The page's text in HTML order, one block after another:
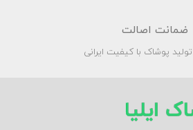
ضمانت اصالت
تولید پوشاک با کیفیت ایرانی